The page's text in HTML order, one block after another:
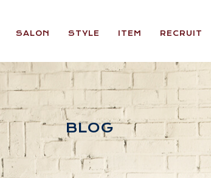
SALON STYLE ITEM RECRUIT
BLOG